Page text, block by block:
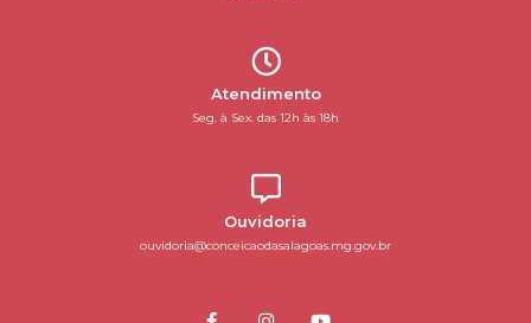
Atendimento
Seg. à Sex. das 12h às 18h
Ouvidoria
ouvidoria@conceicaodasalagoas.mg.gov.br